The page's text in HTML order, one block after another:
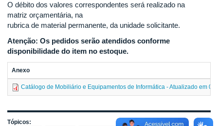
O débito dos valores correspondentes será realizado na
matriz orçamentária, na
rubrica de material permanente, da unidade solicitante.
Atenção: Os pedidos serão atendidos conforme
disponibilidade do item no estoque.
Anexo
Catálogo de Mobiliário e Equipamentos de Informática - Atualizado em
Tópicos: